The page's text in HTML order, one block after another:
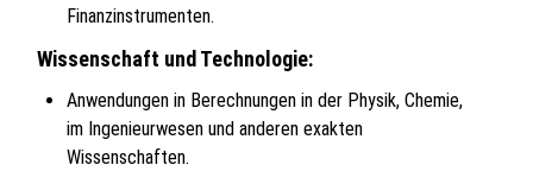
Finanzinstrumenten.
Wissenschaft und Technologie:
Anwendungen in Berechnungen in der Physik, Chemie,
im Ingenieurwesen und anderen exakten
Wissenschaften.